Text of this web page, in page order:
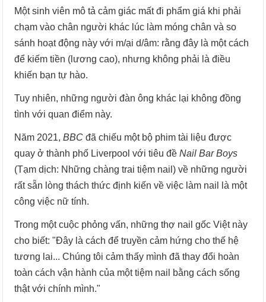
Một sinh viên mô tả cảm giác mất đi phẩm giá khi phải
chạm vào chân người khác lúc làm móng chân và so
sánh hoạt động này với m/ại d/âm: rằng đây là một cách
để kiếm tiền (lương cao), nhưng không phải là điều
khiến bạn tự hào.
Tuy nhiên, những người đàn ông khác lại không đồng
tình với quan điểm này.
Năm 2021,BBC đã chiếu một bộ phim tài liệu được
quay ở thành phố Liverpool với tiêu đềNail Bar Boys
(Tạm dịch: Những chàng trai tiệm nail) về những người
rất sẵn lòng thách thức định kiến về việc làm nail là một
công việc nữ tính.
Trong một cuộc phỏng vấn, những thợ nail gốc Việt này
cho biết: "Đây là cách để truyền cảm hứng cho thế hệ
tương lai... Chúng tôi cảm thấy mình đã thay đổi hoàn
toàn cách vận hành của một tiệm nail bằng cách sống
thật với chính mình."